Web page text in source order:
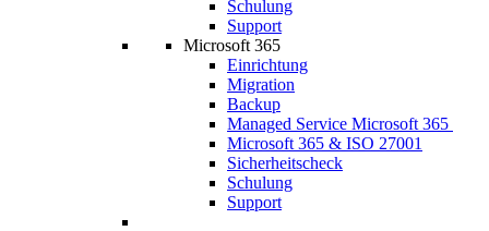
Schulung
Support
Microsoft 365
Einrichtung
Migration
Backup
Managed Service Microsoft 365
Microsoft 365 & ISO 27001
Sicherheitscheck
Schulung
Support